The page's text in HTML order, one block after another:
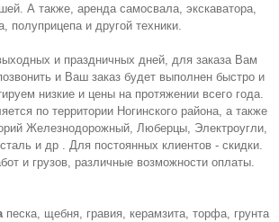
А также, аренда самосвала, экскаватора,
полуприцепа и другой техники.
и праздничных дней, для заказа Вам
и Ваш заказ будет выполнен быстро и
низкие и цены на протяжении всего года.
по территории Ногинского района, а также
Железнодорожный, Люберцы, Электроугли,
и др . Для постоянных клиентов - скидки.
и грузов, различные возможности оплаты.
песка, щебня, гравия, керамзита, торфа, грунта